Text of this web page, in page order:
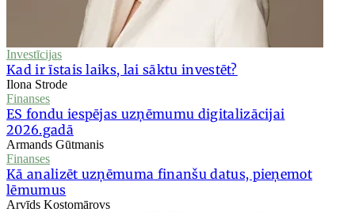
Investīcijas
Kad ir īstais laiks, lai sāktu investēt?
Ilona Strode
Finanses
ES fondu iespējas uzņēmumu digitalizācijai
2026.gadā
Armands Gūtmanis
Finanses
Kā analizēt uzņēmuma finanšu datus, pieņemot
lēmumus
Arvīds Kostomārovs